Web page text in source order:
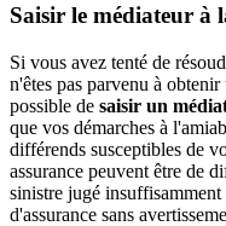
Saisir le médiateur à
Si vous avez tenté de
n'êtes pas parvenu à
possible de saisir un
que vos démarches à
différends susceptibles de
assurance peuvent être de
sinistre jugé
d'assurance sans